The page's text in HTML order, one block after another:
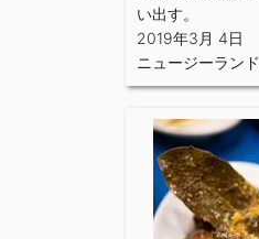
い出す。
2019年3月 4日
ニュージーランド